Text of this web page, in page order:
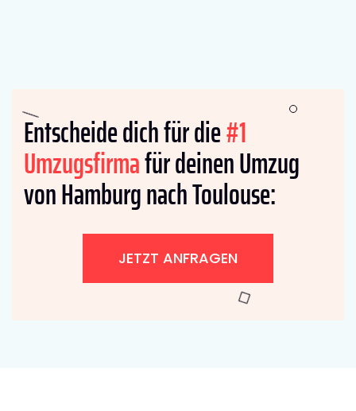
Entscheide dich für die#1
Umzugsfirmafür deinen Umzug
von Hamburg nach Toulouse:
JETZT ANFRAGEN